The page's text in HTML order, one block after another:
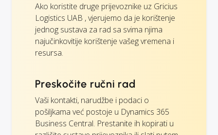
Ako koristite druge prijevoznike uz Gricius
Logistics UAB , vjerujemo da je korištenje
jednog sustava za rad sa svima njima
najučinkovitije korištenje vašeg vremena i
resursa.
Preskočite ručni rad
Vaši kontakti, narudžbe i podaci o
pošiljkama već postoje u Dynamics 365
Business Central. Prestanite ih kopirati u